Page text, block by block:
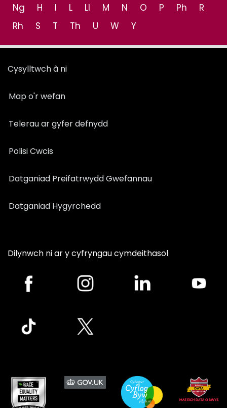
Ng
H I L Ll M N O P Ph
R
Rh
S T Th U W Y
Cysylltwch â ni
Map o'r wefan
Telerau ar gyfer defnydd
Polisi Cwcis
Datganiad Preifatrwydd Gwefannau
Datganiad Hygyrchedd
Dilynwch ni ar y cyfryngau cymdeithasol